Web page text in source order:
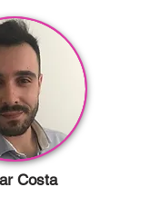
Costa